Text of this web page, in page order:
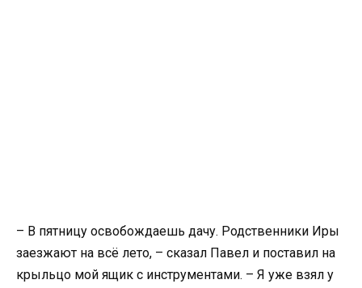
– В пятницу освобождаешь дачу. Родственники Иры
заезжают на всё лето, – сказал Павел и поставил на
крыльцо мой ящик с инструментами. – Я уже взял у